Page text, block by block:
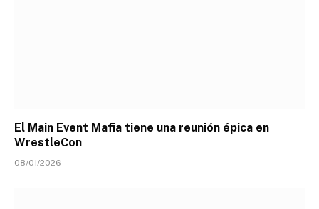
El Main Event Mafia tiene una reunión épica en
WrestleCon
08/01/2026